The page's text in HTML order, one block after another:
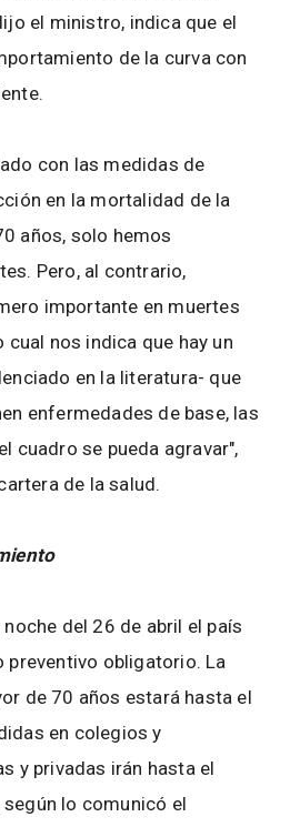
el ministro, indica que el
de la curva con
con las medidas de
en la mortalidad de la
años, solo hemos
Pero, al contrario,
importante en muertes
cual nos indica que hay un
en la literatura- que
enfermedades de base, las
cuadro se pueda agravar",
de la salud.
del 26 de abril el país
preventivo obligatorio. La
de 70 años estará hasta el
en colegios y
y privadas irán hasta el
lo comunicó el